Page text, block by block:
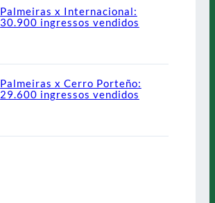
Palmeiras x Internacional:
30.900 ingressos vendidos
Palmeiras x Cerro Porteño:
29.600 ingressos vendidos